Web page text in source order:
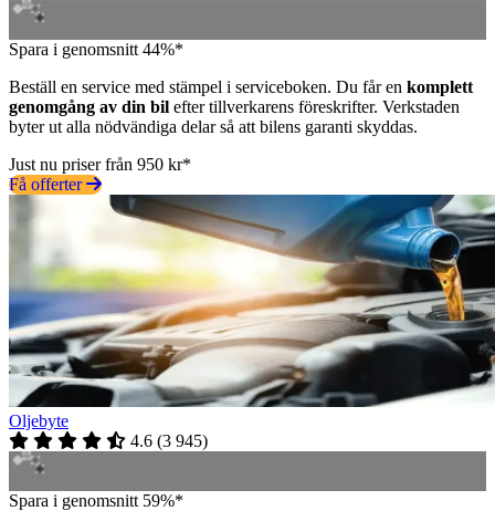
Spara i genomsnitt 44%*
Beställ en service med stämpel i serviceboken. Du får en komplett
genomgång av din bil efter tillverkarens föreskrifter. Verkstaden
byter ut alla nödvändiga delar så att bilens garanti skyddas.
Just nu priser från 950 kr*
Få offerter
Oljebyte
4.6 (3 945)
Spara i genomsnitt 59%*